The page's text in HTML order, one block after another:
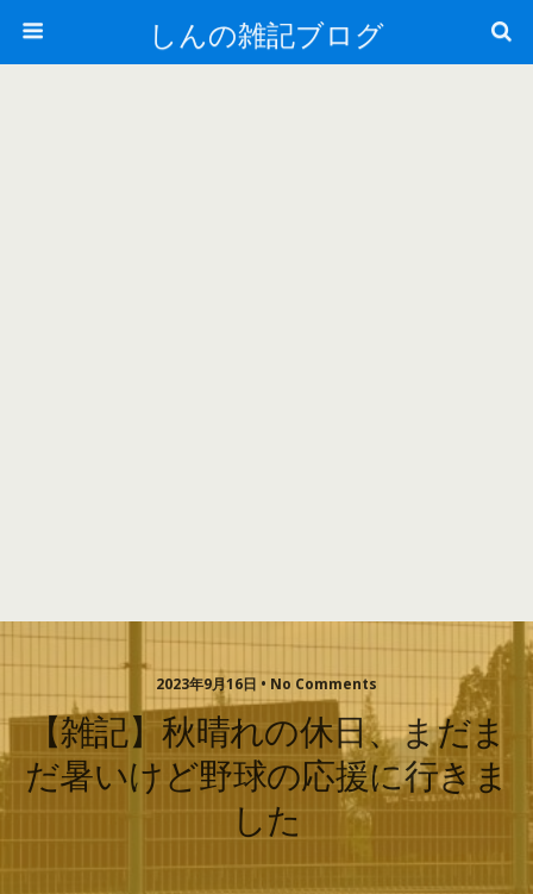
しんの雑記ブログ
2023年9月16日 • No Comments
【雑記】秋晴れの休日、まだま
だ暑いけど野球の応援に行きま
した